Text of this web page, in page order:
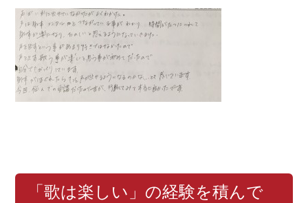
「歌は楽しい」の経験を積んで